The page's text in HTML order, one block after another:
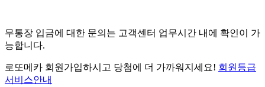
무통장 입금에 대한 문의는 고객센터 업무시간 내에 확인이 가
능합니다.
로또메카 회원가입하시고 당첨에 더 가까워지세요! 회원등급
서비스안내